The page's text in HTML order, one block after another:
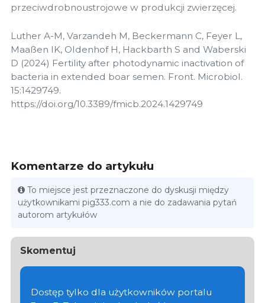
przeciwdrobnoustrojowe w produkcji zwierzęcej.
Luther A-M, Varzandeh M, Beckermann C, Feyer L,
Maaßen IK, Oldenhof H, Hackbarth S and Waberski
D (2024) Fertility after photodynamic inactivation of
bacteria in extended boar semen. Front. Microbiol.
15:1429749.
https://doi.org/10.3389/fmicb.2024.1429749
Komentarze do artykułu
To miejsce jest przeznaczone do dyskusji między
użytkownikami pig333.com a nie do zadawania pytań
autorom artykułów
Skomentuj
Dostęp tylko dla użytkowników portalu